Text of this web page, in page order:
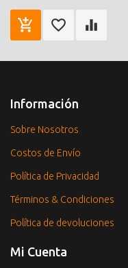
Información
Sobre Nosotros
Costos de Envío
Política de Privacidad
Términos & Condiciones
Política de devoluciones
Mi Cuenta